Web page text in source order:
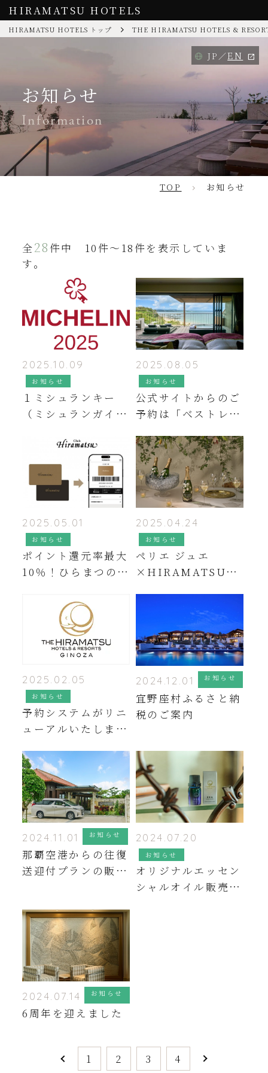
HIRAMATSU HOTELS
HIRAMATSU HOTELS トップ THE HIRAMATSU HOTELS &
JP EN
お知らせ
Information
TOP お知らせ
全28 件中 10件～18件を表示していま
す。
2025.10.09
お知らせ
１ミシュランキー
（ミシュランガイド
ン）のご報告
2025.08.05
お知らせ
公式サイトからのご
予約は「ベストレー
2025.05.01
お知らせ
ポイント還元率最大
10％！ひらまつのポ
2025.04.24
お知らせ
ペリエ ジュエ
×HIRAMATSU
2025.02.05
お知らせ
予約システムがリニ
ューアルいたしまし
2024.12.01 お知らせ
宜野座村ふるさと納
税のご案内
2024.11.01 お知らせ
那覇空港からの往復
送迎付プランの販売
2024.07.20
お知らせ
オリジナルエッセン
シャルオイル販売の
2024.07.14 お知らせ
6周年を迎えました
1 2 3 4